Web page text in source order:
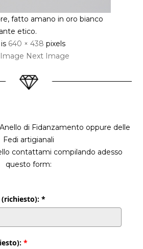
fatto amano in oro bianco
etico.
640 × 438 pixels
Next Image
di Fidanzamento oppure delle
Fedi artigianali
contattami compilando adesso
questo form:
(richiesto): *
*